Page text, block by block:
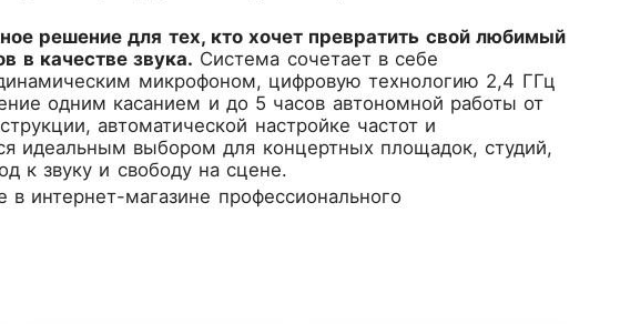
решение для тех, кто хочет превратить свой любимый
в качестве звука. Система сочетает в себе
микрофоном, цифровую технологию 2,4 ГГц
одним касанием и до 5 часов автономной работы от
автоматической настройке частот и
идеальным выбором для концертных площадок, студий,
к звуку и свободу на сцене.
интернет-магазине профессионального